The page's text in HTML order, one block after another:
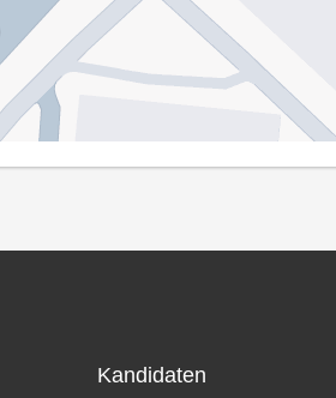
Kandidaten